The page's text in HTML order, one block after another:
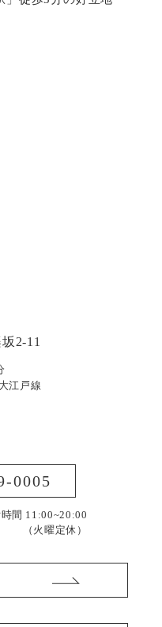
2-11
江戸線
0005
間 11:00~20:00
（火曜定休）